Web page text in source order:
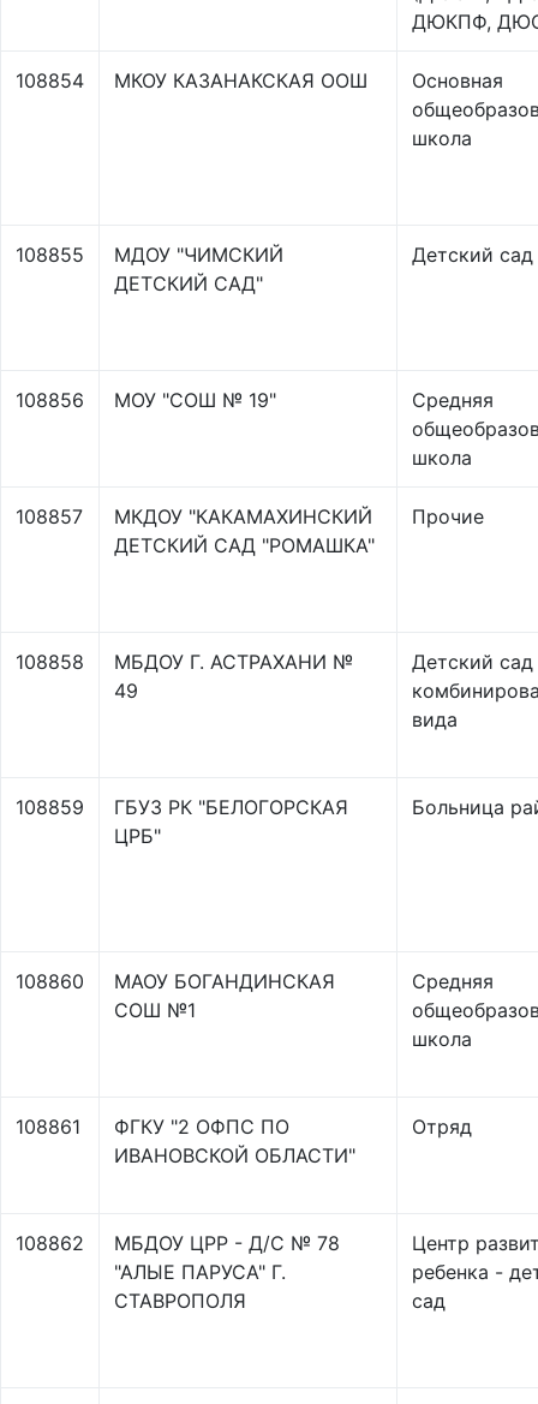
ДЮКПФ,
108854 МКОУ КАЗАНАКСКАЯ ООШ
Основная
школа
108855
МДОУ "ЧИМСКИЙ
ДЕТСКИЙ САД"
Детский сад
108856 МОУ "СОШ № 19"
Средняя
школа
108857
МКДОУ "КАКАМАХИНСКИЙ
ДЕТСКИЙ САД "РОМАШКА"
Прочие
108858
МБДОУ Г. АСТРАХАНИ №
49
Детский сад
вида
108859
ГБУЗ РК "БЕЛОГОРСКАЯ
ЦРБ"
Больница
108860
МАОУ БОГАНДИНСКАЯ
СОШ №1
Средняя
школа
108861
ФГКУ "2 ОФПС ПО
ИВАНОВСКОЙ ОБЛАСТИ"
Отряд
108862
МБДОУ ЦРР - Д/С № 78
"АЛЫЕ ПАРУСА" Г.
СТАВРОПОЛЯ
Центр
ребенка -
сад